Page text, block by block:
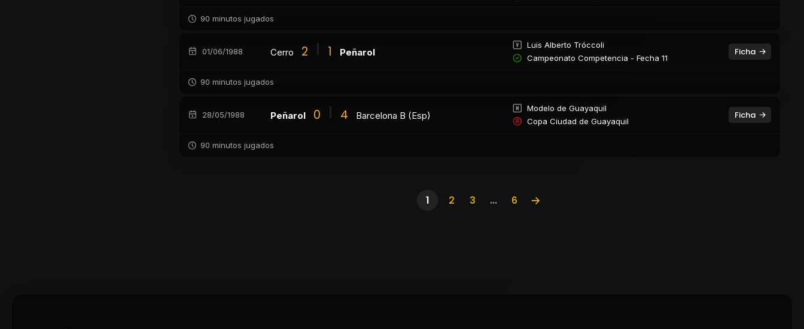
90 minutos jugados
01/06/1988 Cerro 2 1 Peñarol
Luis Alberto Tróccoli
Campeonato Competencia - Fecha 11
Ficha
90 minutos jugados
28/05/1988 Peñarol 0 4 Barcelona B (Esp)
Modelo de Guayaquil
Copa Ciudad de Guayaquil
Ficha
90 minutos jugados
1 2 3 ... 6